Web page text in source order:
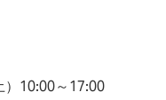
）10:00～17:00